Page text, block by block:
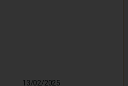
13/02/2025